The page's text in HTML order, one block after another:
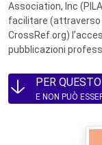
Association, Inc
facilitare (attraverso
CrossRef.org)
pubblicazioni
PER
E NON PUÒ